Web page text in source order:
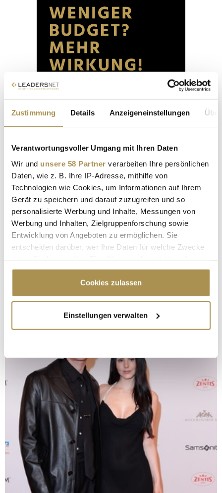
Zustimmung Details Anzeigeneinstellungen
Verantwortungsvoller Umgang mit Ihren Daten
Wir und unsere 58 Partner verarbeiten Ihre persönlichen
Daten, wie z. B. Ihre IP-Adresse, mithilfe von
Technologien wie Cookies, um Informationen auf Ihrem
Gerät zu speichern und darauf zuzugreifen und so
personalisierte Werbung und Inhalte, Messungen von
Werbung und Inhalten, Zielgruppenforschung sowie
Entwicklung von Angeboten zu ermöglichen. Sie
entscheiden darüber, wer Ihre Daten für welche Zwecke
Cookie-Erklärung oder durch Klicken auf das Privacy
Trigger Symbol ändern oder widerrufen
Informationen über Ihre geografische Lage
erfassen, welche bis auf einige Meter genau sein
bestimmten Merkmalen (Fingerprinting) identifizieren
Erfahren Sie mehr darüber, wie Ihre persönlichen Daten
verarbeitet werden, und legen Sie Ihre Präferenzen im
Abschnitt Einzelheiten
fest.
Wir verwenden Cookies, um Inhalte und Anzeigen zu
personalisieren, Funktionen für soziale Medien anbieten
zu können und die Zugriffe auf unsere Website zu
analysieren. Außerdem geben wir Informationen zu Ihrer
Verwendung unserer Website an unsere Partner für
soziale Medien, Werbung und Analysen weiter. Unsere
Cookies zulassen
Einstellungen verwalten